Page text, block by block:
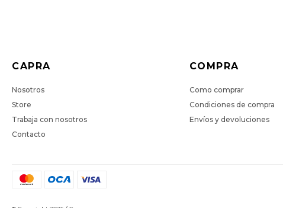
CAPRA
Nosotros
Store
Trabaja con nosotros
Contacto
COMPRA
Como comprar
Condiciones de compra
Envíos y devoluciones